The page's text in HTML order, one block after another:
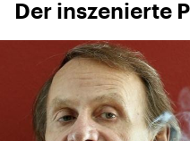
Der inszenierte